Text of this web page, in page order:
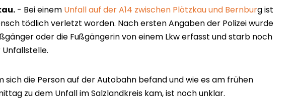
- Bei einem Unfall auf der A14 zwischen Plötzkau und Bernburg ist
tödlich verletzt worden. Nach ersten Angaben der Polizei wurde
oder die Fußgängerin von einem Lkw erfasst und starb noch
sich die Person auf der Autobahn befand und wie es am frühen
zu dem Unfall im Salzlandkreis kam, ist noch unklar.